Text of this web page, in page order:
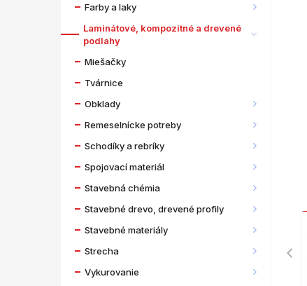
Farby a laky
Laminátové, kompozitné a drevené
podlahy
Miešačky
Tvárnice
Obklady
Remeselnícke potreby
Schodíky a rebríky
Spojovací materiál
Stavebná chémia
Stavebné drevo, drevené profily
Stavebné materiály
Strecha
Vykurovanie